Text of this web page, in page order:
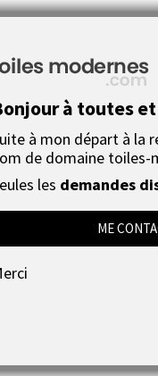
1x(50x50cm)
châssis bois
acrylique afin de
à toutes
à mon départ à la
de domaine toiles-
les demandes
ME